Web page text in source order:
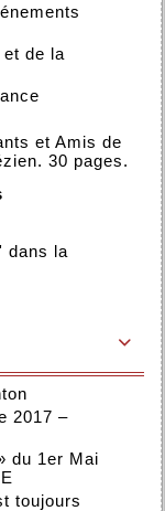
de la
et Amis de
30 pages.
dans la

2017 –
du 1er Mai
toujours